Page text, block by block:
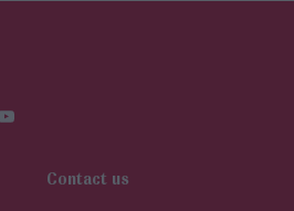
Contact us